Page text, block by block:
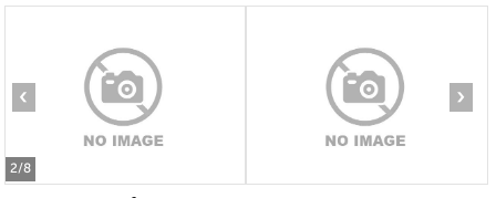
2/8
‹ ›